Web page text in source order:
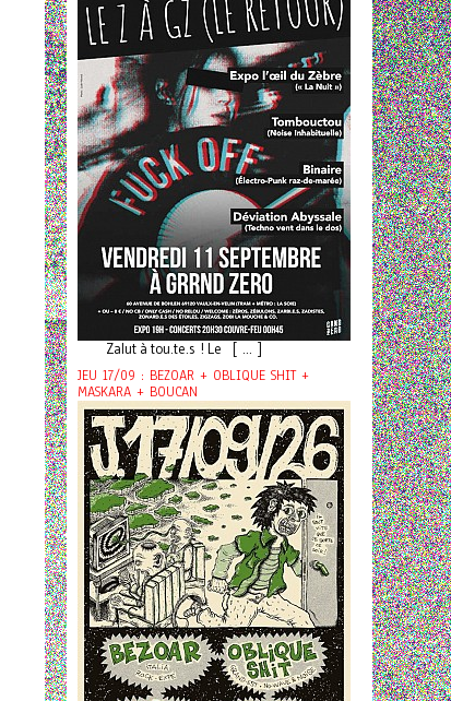
Zalut à tou.te.s ! Le [ ... ]
JEU 17/09 : BEZOAR + OBLIQUE SHIT +
MASKARA + BOUCAN